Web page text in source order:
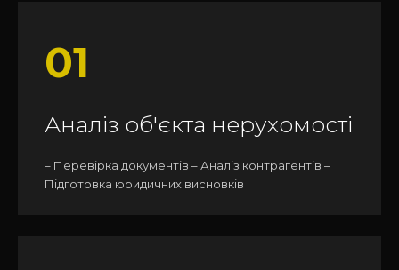
01
Аналіз об'єкта нерухомості
– Перевірка документів – Аналіз контрагентів –
Підготовка юридичних висновків